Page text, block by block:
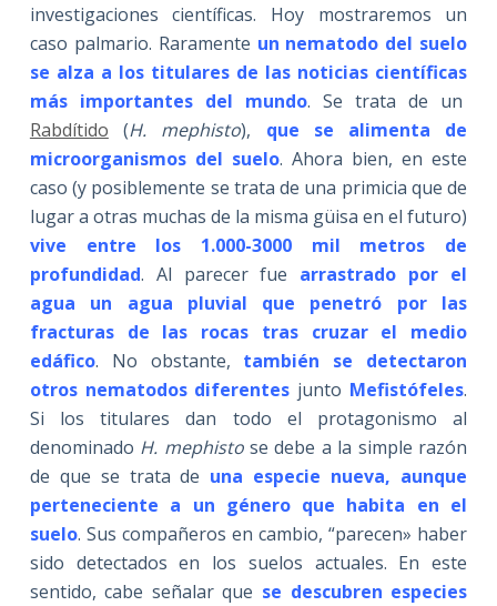
investigaciones científicas. Hoy mostraremos un
caso palmario. Raramente un nematodo del suelo
se alza a los titulares de las noticias científicas
más importantes del mundo. Se trata de un
Rabdítido (H. mephisto), que se alimenta de
microorganismos del suelo. Ahora bien, en este
caso (y posiblemente se trata de una primicia que de
lugar a otras muchas de la misma güisa en el futuro)
vive entre los 1.000-3000 mil metros de
profundidad. Al parecer fue arrastrado por el
agua un agua pluvial que penetró por las
fracturas de las rocas tras cruzar el medio
edáfico. No obstante, también se detectaron
otros nematodos diferentes junto Mefistófeles.
Si los titulares dan todo el protagonismo al
denominado H. mephistose debe a la simple razón
de que se trata de una especie nueva, aunque
perteneciente a un género que habita en el
suelo. Sus compañeros en cambio, “parecen» haber
sido detectados en los suelos actuales. En este
sentido, cabe señalar que se descubren especies